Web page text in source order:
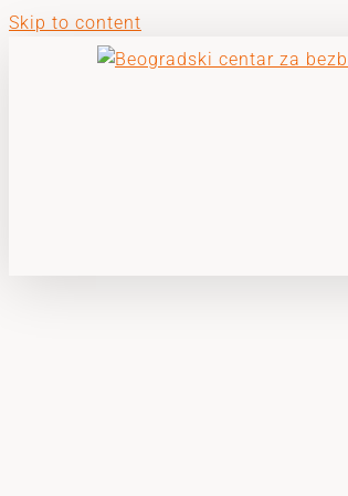
Skip to content